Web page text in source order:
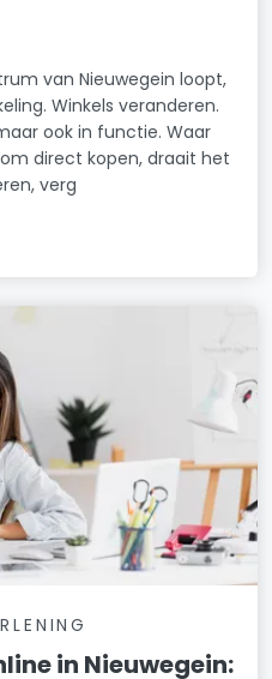
van Nieuwegein loopt,
Winkels veranderen.
ook in functie. Waar
direct kopen, draait het
verg
in Nieuwegein: